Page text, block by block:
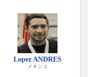
Lopez ANDRES
メキシコ